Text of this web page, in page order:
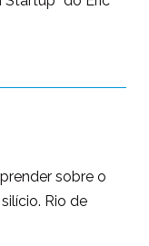
sobre o
Rio de